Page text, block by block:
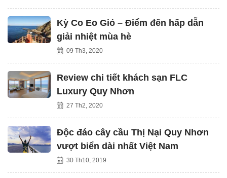
Kỳ Co Eo Gió – Điểm đến hấp dẫn
giải nhiệt mùa hè
09 Th3, 2020
Review chi tiết khách sạn FLC
Luxury Quy Nhơn
27 Th2, 2020
Độc đáo cây cầu Thị Nại Quy Nhơn
vượt biển dài nhất Việt Nam
30 Th10, 2019